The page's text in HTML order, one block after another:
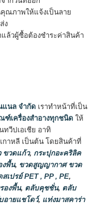
ณภาพให้แจ้งเป็นลาย
ง
ล้วผู้ซื้อต้องชำระค่าสินค้า
แนล จำกัด เราทำหน้าที่เป็น
เครื่องสำอางทุกชนิด ให้
วีปเอเชีย อาทิ
กาหลี เป็นต้น โดยสินค้าที่
ขวดแก้ว, กระปุกอะคริลิค
งพื้น, ขวดสูญญากาศ ขวด
สเปรย์ PET , PP , PE,
องพื้น, ตลับคุชชั่น, ตลับ
อายแชโดว์, แท่งมาสคาร่า